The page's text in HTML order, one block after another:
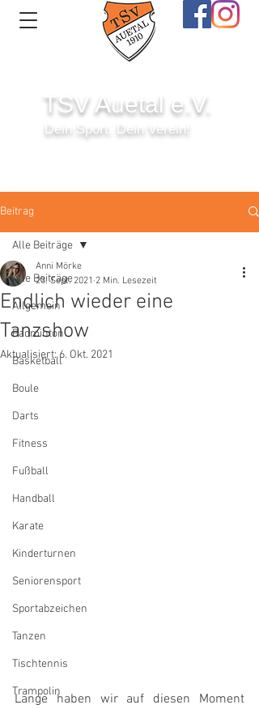
TSV Auetal e.V.
Dein Sport. Dein Verein!
Beitrag
Alle Beiträge
Allgemein
Badminton
Basketball
Boule
Darts
Fitness
Fußball
Handball
Karate
Kinderturnen
Seniorensport
Sportabzeichen
Tanzen
Tischtennis
Trampolin
Alle Beiträge
Endlich wieder eine
Tanzshow
Anni Mörke
23. Sept. 2021 2 Min. Lesezeit
Aktualisiert:6. Okt. 2021
Lange haben wir auf diesen Moment